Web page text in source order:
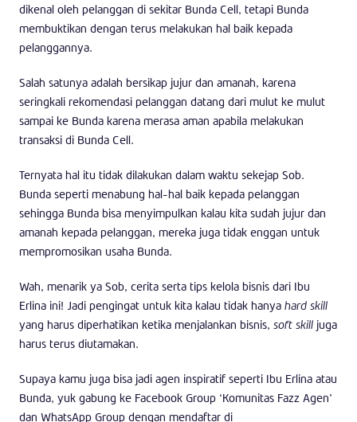
dikenal oleh pelanggan di sekitar Bunda Cell, tetapi Bunda
membuktikan dengan terus melakukan hal baik kepada
pelanggannya.
Salah satunya adalah bersikap jujur dan amanah, karena
seringkali rekomendasi pelanggan datang dari mulut ke mulut
sampai ke Bunda karena merasa aman apabila melakukan
transaksi di Bunda Cell.
Ternyata hal itu tidak dilakukan dalam waktu sekejap Sob.
Bunda seperti menabung hal-hal baik kepada pelanggan
sehingga Bunda bisa menyimpulkan kalau kita sudah jujur dan
amanah kepada pelanggan, mereka juga tidak enggan untuk
mempromosikan usaha Bunda.
Wah, menarik ya Sob, cerita serta tips kelola bisnis dari Ibu
Erlina ini! Jadi pengingat untuk kita kalau tidak hanya hard skill
yang harus diperhatikan ketika menjalankan bisnis, soft skill juga
harus terus diutamakan.
Supaya kamu juga bisa jadi agen inspiratif seperti Ibu Erlina atau
Bunda, yuk gabung ke Facebook Group ‘Komunitas Fazz Agen’
dan WhatsApp Group dengan mendaftar di